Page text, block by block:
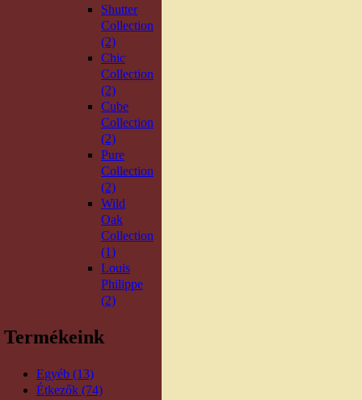
Shutter
Collection
(2)
Chic
Collection
(2)
Cube
Collection
(2)
Pure
Collection
(2)
Wild
Oak
Collection
(1)
Louis
Philippe
(2)
Termékeink
Egyéb (13)
Étkezők (74)